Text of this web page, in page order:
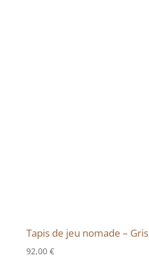
Tapis de jeu nomade – Gris
92,00 €